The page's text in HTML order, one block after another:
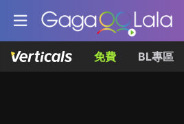
免費 BL專區